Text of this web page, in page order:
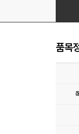
愛你
품목